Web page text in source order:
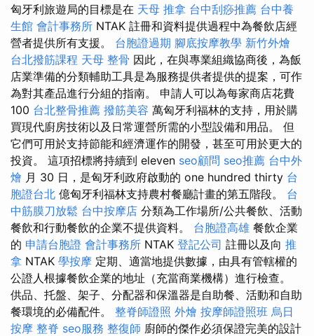
匈牙利旅遊局的目標是在 天母 推拿 台中刮痧推薦 台中養
生館 會計事務所 NTAK 註冊和資料提供過程中為餐飲店經
營者提供所有支援。 台胞證過期 腳底按摩教學 新竹外燴
台北撥筋課程 天母 整骨 因此，在與專業組織協商後，為飯
店業準備的分類輔助工具是為服務提供者提供的提案，可作
為對其產品進行分組的指南。 申請人可以為每家商店花費
100 台北整骨推薦 撥筋美容 萬匈牙利福林的支持，用於購
買現代廚房技術以及日常運營所需的小型設備和用品。 但
它們可用於支持節能和經濟運作的開發，甚至可用於更大的
投資。 這項招標將持續到 eleven seo顧問 seo推薦 台中外
燴 月 30 日，是匈牙利政府啟動的 one hundred thirty 台
胞證台北 億匈牙利福林支持農村餐廳計畫的第五階段。 台
中筋膜刀放鬆 台中按摩店 分類為工作場所/公共餐飲、活動
餐飲和行動餐飲的企業不提供資料。 台胞證高雄 餐飲企業
的 申請台胞證 會計事務所 NTAK 登記公司 註冊以及向 推
拿 NTAK 學按摩 定期、適當地提供數據，由具有管轄權的
公證人根據餐飲企業的地址（充當商業機構）進行檢查。
供品、托盤、架子、分配器和保溫器是自助餐、活動和自助
餐環境的必備配件。 整脊師證照 外燴 按摩師證照班 烏日
按摩 整脊 seo服務 整復師 廚師的傑作必須保證完美的設計